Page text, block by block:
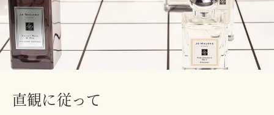
直観に従って